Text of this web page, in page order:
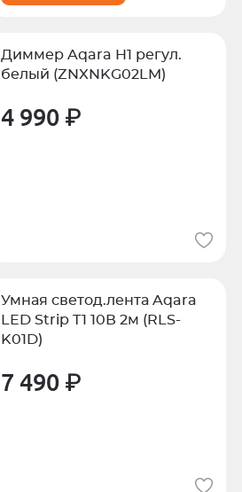
Диммер Aqara H1 регул.
белый (ZNXNKG02LM)
4 990 ₽
Умная светод.лента Aqara
LED Strip T1 10В 2м (RLS-
K01D)
7 490 ₽